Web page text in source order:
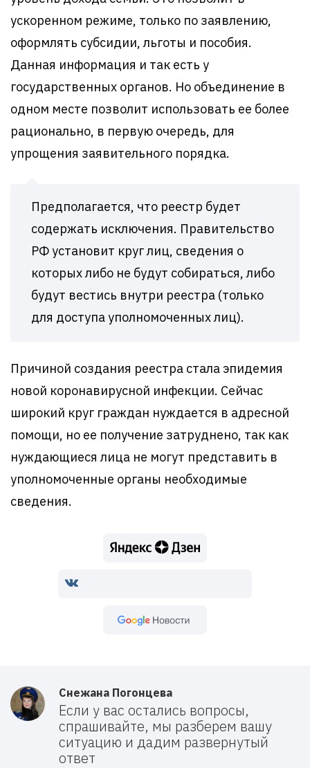
ускоренном режиме, только по заявлению,
оформлять субсидии, льготы и пособия.
Данная информация и так есть у
государственных органов. Но объединение в
одном месте позволит использовать ее более
рационально, в первую очередь, для
упрощения заявительного порядка.
Предполагается, что реестр будет
содержать исключения. Правительство
РФ установит круг лиц, сведения о
которых либо не будут собираться, либо
будут вестись внутри реестра (только
для доступа уполномоченных лиц).
Причиной создания реестра стала эпидемия
новой коронавирусной инфекции. Сейчас
широкий круг граждан нуждается в адресной
помощи, но ее получение затруднено, так как
нуждающиеся лица не могут представить в
уполномоченные органы необходимые
сведения.
Снежана Погонцева
Если у вас остались вопросы,
спрашивайте, мы разберем вашу
ситуацию и дадим развернутый
ответ